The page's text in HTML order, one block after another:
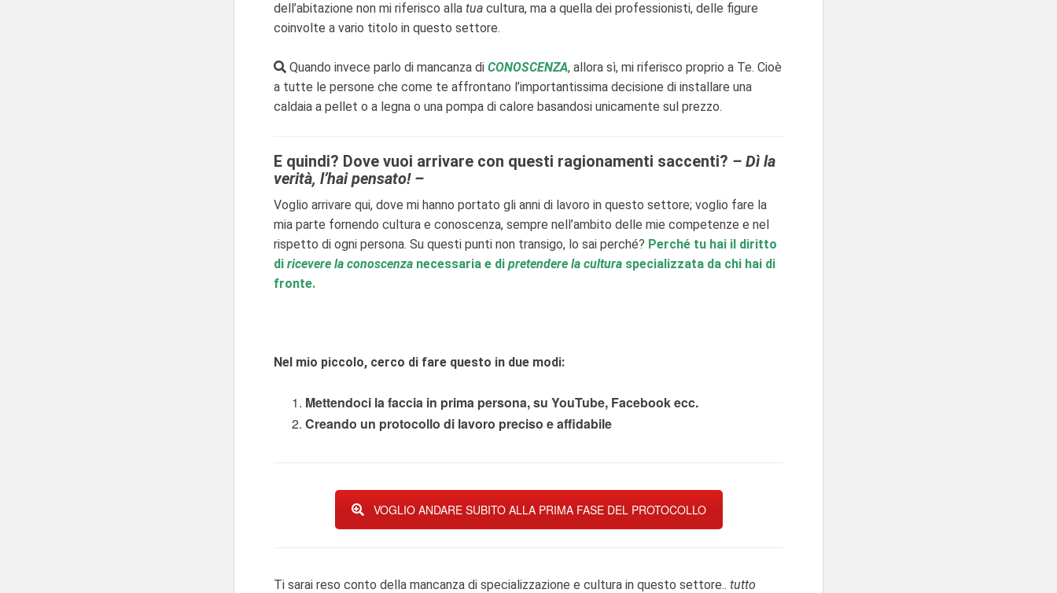
dell’abitazione non mi riferisco alla tua cultura, ma a quella dei professionisti, delle figure
coinvolte a vario titolo in questo settore.
Quando invece parlo di mancanza di CONOSCENZA, allora sì, mi riferisco proprio a Te. Cioè
a tutte le persone che come te affrontano l’importantissima decisione di installare una
caldaia a pellet o a legna o una pompa di calore basandosi unicamente sul prezzo.
E quindi? Dove vuoi arrivare con questi ragionamenti saccenti? – Dì la
verità, l’hai pensato! –
Voglio arrivare qui, dove mi hanno portato gli anni di lavoro in questo settore; voglio fare la
mia parte fornendo cultura e conoscenza, sempre nell’ambito delle mie competenze e nel
rispetto di ogni persona. Su questi punti non transigo, lo sai perché? Perché tu hai il diritto
di ricevere la conoscenza necessaria e di pretendere la cultura specializzata da chi hai di
fronte.
Nel mio piccolo, cerco di fare questo in due modi:
Mettendoci la faccia in prima persona, su YouTube, Facebook ecc.
Creando un protocollo di lavoro preciso e affidabile
VOGLIO ANDARE SUBITO ALLA PRIMA FASE DEL PROTOCOLLO
Ti sarai reso conto della mancanza di specializzazione e cultura in questo settore.. tutto